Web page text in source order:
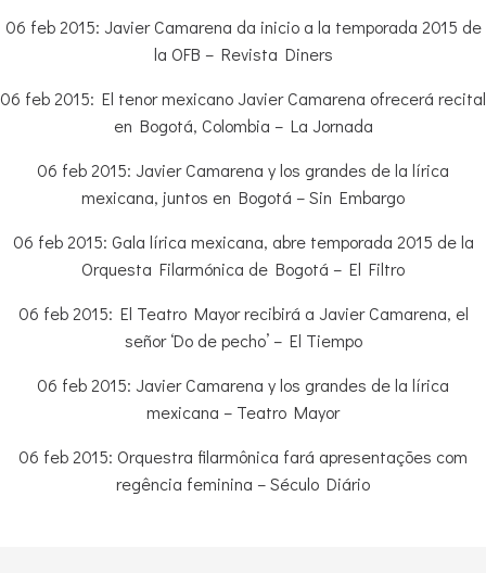
06 feb 2015: Javier Camarena da inicio a la temporada 2015 de
la OFB – Revista Diners
06 feb 2015: El tenor mexicano Javier Camarena ofrecerá recital
en Bogotá, Colombia – La Jornada
06 feb 2015: Javier Camarena y los grandes de la lírica
mexicana, juntos en Bogotá – Sin Embargo
06 feb 2015: Gala lírica mexicana, abre temporada 2015 de la
Orquesta Filarmónica de Bogotá – El Filtro
06 feb 2015: El Teatro Mayor recibirá a Javier Camarena, el
señor ‘Do de pecho’ – El Tiempo
06 feb 2015: Javier Camarena y los grandes de la lírica
mexicana – Teatro Mayor
06 feb 2015: Orquestra filarmônica fará apresentações com
regência feminina – Século Diário